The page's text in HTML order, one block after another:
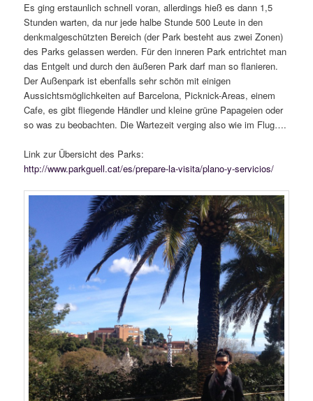
Es ging erstaunlich schnell voran, allerdings hieß es dann 1,5
Stunden warten, da nur jede halbe Stunde 500 Leute in den
denkmalgeschützten Bereich (der Park besteht aus zwei Zonen)
des Parks gelassen werden. Für den inneren Park entrichtet man
das Entgelt und durch den äußeren Park darf man so flanieren.
Der Außenpark ist ebenfalls sehr schön mit einigen
Aussichtsmöglichkeiten auf Barcelona, Picknick-Areas, einem
Cafe, es gibt fliegende Händler und kleine grüne Papageien oder
so was zu beobachten. Die Wartezeit verging also wie im Flug….
Link zur Übersicht des Parks:
http://www.parkguell.cat/es/prepare-la-visita/plano-y-servicios/